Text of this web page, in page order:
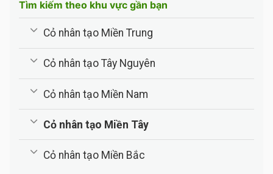
Tìm kiếm theo khu vực gần bạn
Cỏ nhân tạo Miền Trung
Cỏ nhân tạo Tây Nguyên
Cỏ nhân tạo Miền Nam
Cỏ nhân tạo Miền Tây
Cỏ nhân tạo Miền Bắc